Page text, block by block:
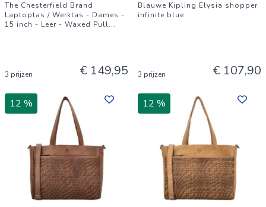
The Chesterfield Brand
Laptoptas / Werktas - Dames -
15 inch - Leer - Waxed Pull...
3 prijzen € 149,95
Blauwe Kipling Elysia shopper
infinite blue
3 prijzen € 107,90
12 % 12 %